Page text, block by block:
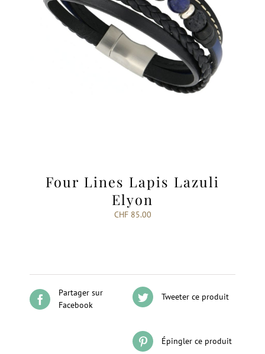
Four Lines Lapis Lazuli
Elyon
CHF85.00
Partager sur
Facebook
Tweeter ce produit
Épingler ce produit